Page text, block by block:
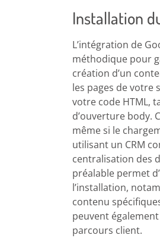
Installation
L’intégration de
méthodique pour
création d’un
les pages de votre
votre code HTML,
d’ouverture body.
même si le
utilisant un CRM
centralisation des
préalable permet
l’installation,
contenu
peuvent
parcours client.